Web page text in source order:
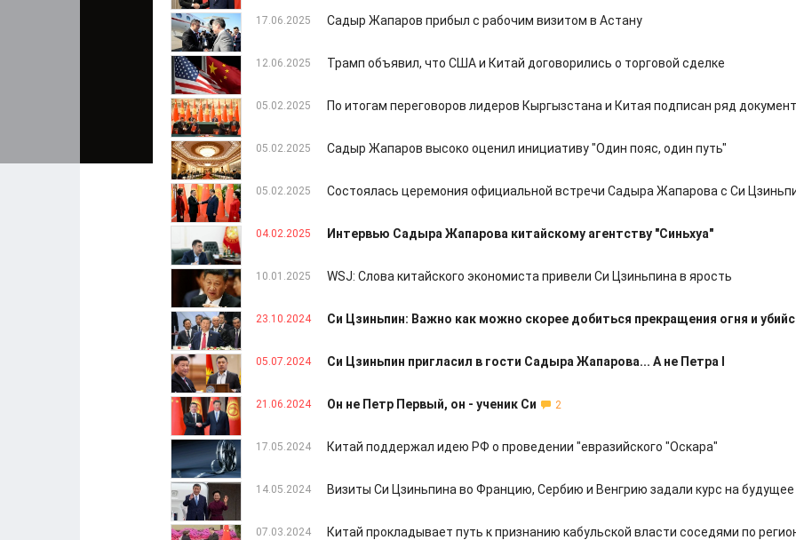
17.06.2025 Садыр Жапаров прибыл с рабочим визитом в Астану
12.06.2025 Трамп объявил, что США и Китай договорились о торговой сделке
05.02.2025 По итогам переговоров лидеров Кыргызстана и Китая подписан ряд
05.02.2025 Садыр Жапаров высоко оценил инициативу "Один пояс, один путь"
05.02.2025 Состоялась церемония официальной встречи Садыра Жапарова с Си
04.02.2025 Интервью Садыра Жапарова китайскому агентству "Синьхуа"
10.01.2025 WSJ: Слова китайского экономиста привели Си Цзиньпина в ярость
23.10.2024 Си Цзиньпин: Важно как можно скорее добиться прекращения огня и
05.07.2024 Си Цзиньпин пригласил в гости Садыра Жапарова... А не Петра I
21.06.2024 Он не Петр Первый, он - ученик Си 2
17.05.2024 Китай поддержал идею РФ о проведении "евразийского "Оскара"
14.05.2024 Визиты Си Цзиньпина во Францию, Сербию и Венгрию задали курс на будущее
07.03.2024 Китай прокладывает путь к признанию кабульской власти соседями по